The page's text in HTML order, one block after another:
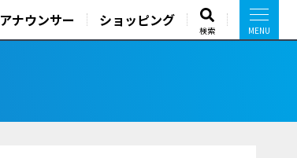
アナウンサー ショッピング
検索